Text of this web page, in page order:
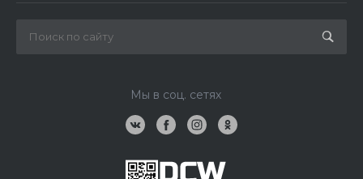
Мы в соц. сетях